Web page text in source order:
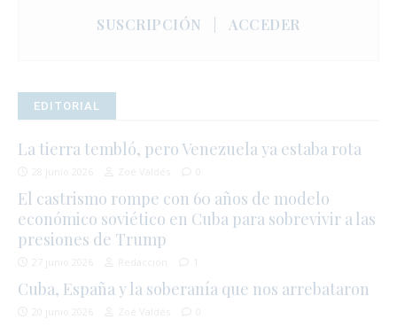
SUSCRIPCIÓN |ACCEDER
EDITORIAL
La tierra tembló, pero Venezuela ya estaba rota
El castrismo rompe con 60 años de modelo
económico soviético en Cuba para sobrevivir a las
presiones de Trump
Cuba, España y la soberanía que nos arrebataron